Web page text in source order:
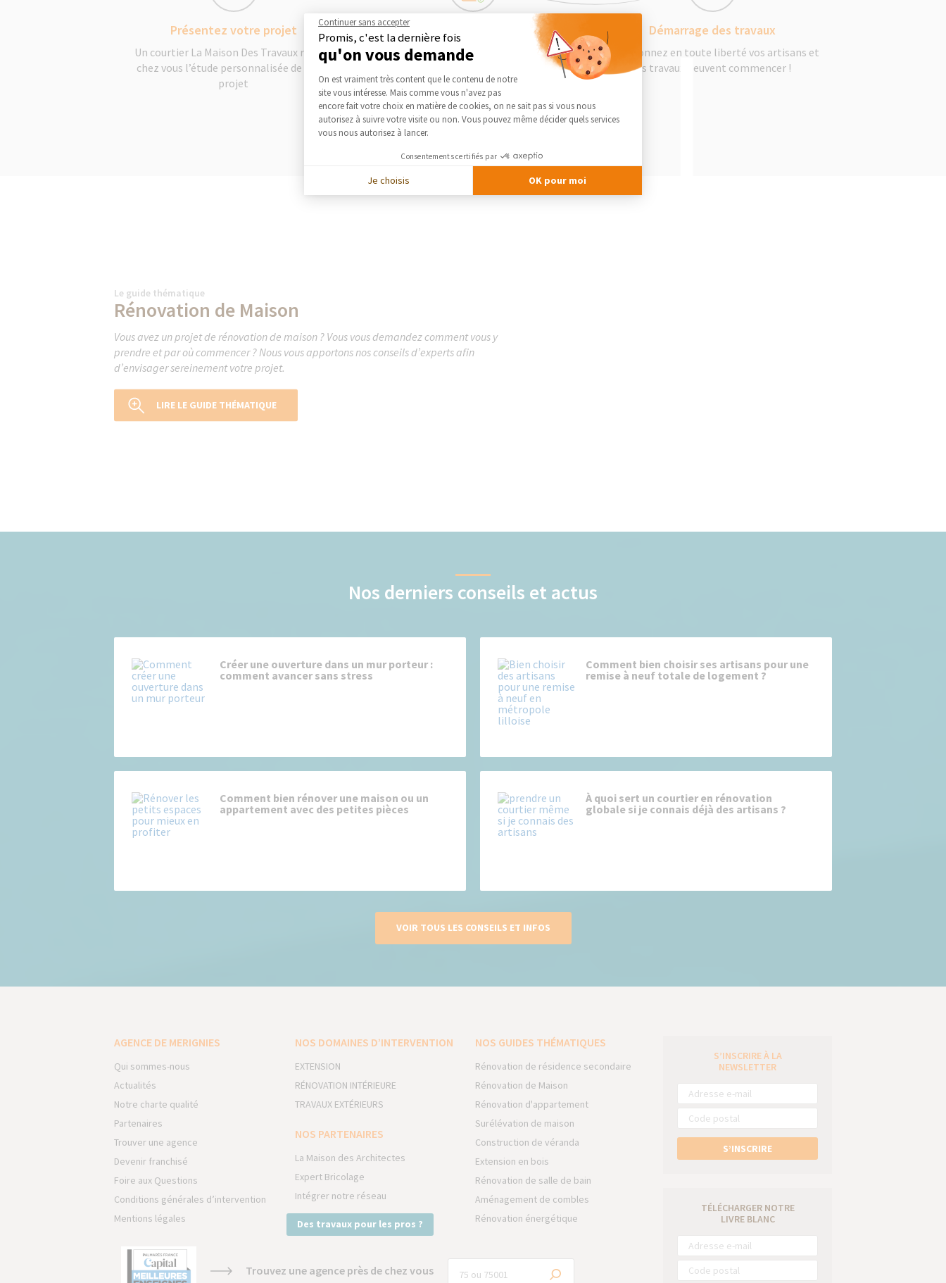
Présentez votre projet
Un courtier La Maison Des Travaux réalise
chez vous l’étude personnalisée de votre
projet
Obtenez des devis gratuits
Le courtier vous présente gratuitement et
sans engagement les devis des artisans qu’il
a séléctionnés pour votre projet
Démarrage des travaux
Séléctionnez en toute liberté vos artisans et
les travaux peuvent commencer !
DEMANDER UN DEVIS GRATUIT
Le guide thématique
Rénovation de Maison
Vous avez un projet de rénovation de maison ? Vous vous demandez comment vous y
prendre et par où commencer ? Nous vous apportons nos conseils d’experts afin
d’envisager sereinement votre projet.
LIRE LE GUIDE THÉMATIQUE
Nos derniers conseils et actus
Créer une ouverture dans un mur porteur :
comment avancer sans stress
Comment bien choisir ses artisans pour une
remise à neuf totale de logement ?
Comment bien rénover une maison ou un
appartement avec des petites pièces
À quoi sert un courtier en rénovation
globale si je connais déjà des artisans ?
VOIR TOUS LES CONSEILS ET INFOS
AGENCE DE MERIGNIES
Qui sommes-nous
Actualités
Notre charte qualité
Partenaires
Trouver une agence
Devenir franchisé
Foire aux Questions
Conditions générales d’intervention
Mentions légales
NOS DOMAINES D’INTERVENTION
EXTENSION
RÉNOVATION INTÉRIEURE
TRAVAUX EXTÉRIEURS
NOS PARTENAIRES
La Maison des Architectes
Expert Bricolage
Intégrer notre réseau
Des travaux pour les pros ?
NOS GUIDES THÉMATIQUES
Rénovation de résidence secondaire
Rénovation de Maison
Rénovation d'appartement
Surélévation de maison
Construction de véranda
Extension en bois
Rénovation de salle de bain
Aménagement de combles
Rénovation énergétique
Trouvez une agence près de chez vous
S’INSCRIRE À LA
NEWSLETTER
S’INSCRIRE
TÉLÉCHARGER NOTRE
LIVRE BLANC
Continuer sans accepter
Promis, c'est la dernière fois
qu'on vous demande
Plateforme de Gestion du Consentement : Personnalisez vos Options
On est vraiment très content que le contenu de notre
site vous intéresse. Mais comme vous n'avez pas
encore fait votre choix en matière de cookies, on ne sait pas si vous nous
autorisez à suivre votre visite ou non. Vous pouvez même décider quels services
vous nous autorisez à lancer.
Consentements certifiés par
Je choisis OK pour moi
Axeptio consent